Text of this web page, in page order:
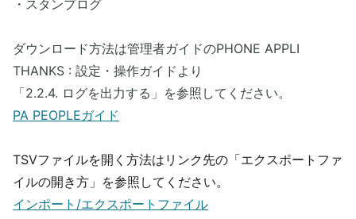
・スタンプログ
ダウンロード方法は管理者ガイドのPHONE APPLI
THANKS : 設定・操作ガイドより
「2.2.4. ログを出力する」を参照してください。
PA PEOPLEガイド
TSVファイルを開く方法はリンク先の「エクスポートファ
イルの開き方」を参照してください。
インポート/エクスポートファイル